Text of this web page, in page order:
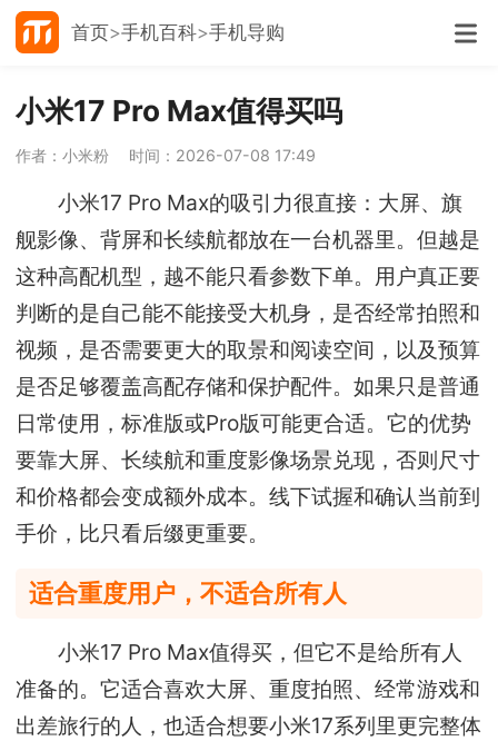
首页 手机百科 手机导购
小米17 Pro Max值得买吗
作者：小米粉 时间：2026-07-08 17:49
小米17 Pro Max的吸引力很直接：大屏、旗
舰影像、背屏和长续航都放在一台机器里。但越是
这种高配机型，越不能只看参数下单。用户真正要
判断的是自己能不能接受大机身，是否经常拍照和
视频，是否需要更大的取景和阅读空间，以及预算
是否足够覆盖高配存储和保护配件。如果只是普通
日常使用，标准版或Pro版可能更合适。它的优势
要靠大屏、长续航和重度影像场景兑现，否则尺寸
和价格都会变成额外成本。线下试握和确认当前到
手价，比只看后缀更重要。
适合重度用户，不适合所有人
小米17 Pro Max值得买，但它不是给所有人
准备的。它适合喜欢大屏、重度拍照、经常游戏和
出差旅行的人，也适合想要小米17系列里更完整体